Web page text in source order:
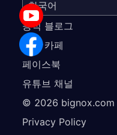
공식 블로그
공식 카페
페이스북
유튜브 채널
© 2026 bignox.com
Privacy Policy